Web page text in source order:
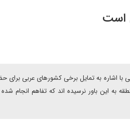
با اشاره به تمایل برخی کشورهای عربی برای
به این باور نرسیده اند که تفاهم انجام